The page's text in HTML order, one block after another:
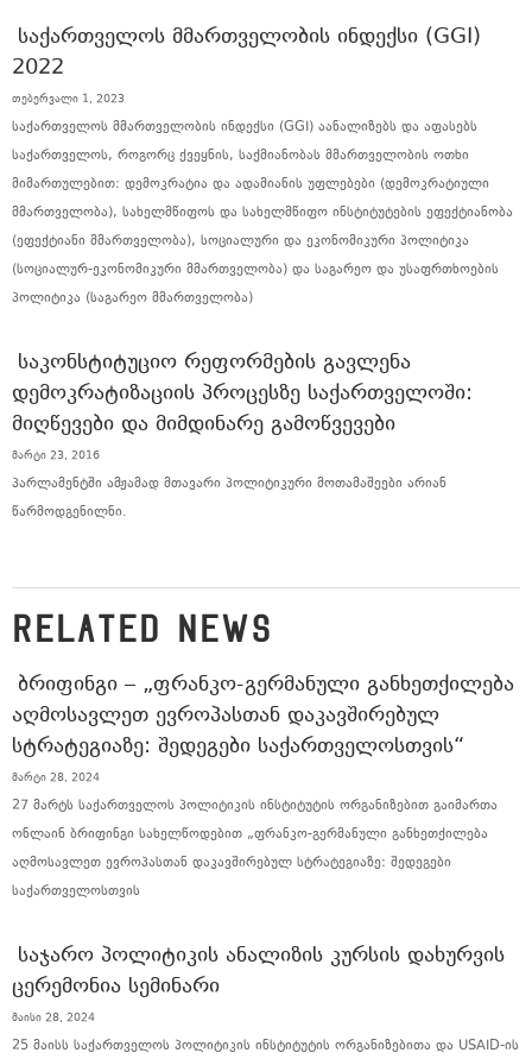
ᲡᲐᲥᲐᲠᲗᲕᲔᲚᲝᲡ ᲛᲛᲐᲠᲗᲕᲔᲚᲝᲑᲘᲡ ᲘᲜᲓᲔᲥᲡᲘ (GGI)
2022
თებერვალი 1, 2023
საქართველოს მმართველობის ინდექსი (GGI) აანალიზებს და აფასებს
საქართველოს, როგორც ქვეყნის, საქმიანობას მმართველობის ოთხი
მიმართულებით: დემოკრატია და ადამიანის უფლებები (დემოკრატიული
მმართველობა), სახელმწიფოს და სახელმწიფო ინსტიტუტების ეფექტიანობა
(ეფექტიანი მმართველობა), სოციალური და ეკონომიკური პოლიტიკა
(სოციალურ-ეკონომიკური მმართველობა) და საგარეო და უსაფრთხოების
პოლიტიკა (საგარეო მმართველობა)
ᲡᲐᲙᲝᲜᲡᲢᲘᲢᲣᲪᲘᲝ ᲠᲔᲤᲝᲠᲛᲔᲑᲘᲡ ᲒᲐᲕᲚᲔᲜᲐ
ᲓᲔᲛᲝᲙᲠᲐᲢᲘᲖᲐᲪᲘᲘᲡ ᲞᲠᲝᲪᲔᲡᲖᲔ ᲡᲐᲥᲐᲠᲗᲕᲔᲚᲝᲨᲘ:
ᲛᲘᲦᲬᲔᲕᲔᲑᲘ ᲓᲐ ᲛᲘᲛᲓᲘᲜᲐᲠᲔ ᲒᲐᲛᲝᲬᲕᲔᲕᲔᲑᲘ
მარტი 23, 2016
პარლამენტში ამჟამად მთავარი პოლიტიკური მოთამაშეები არიან
წარმოდგენილნი.
RELATED NEWS
ᲑᲠᲘᲤᲘᲜᲒᲘ – „ᲤᲠᲐᲜᲙᲝ-ᲒᲔᲠᲛᲐᲜᲣᲚᲘ ᲒᲐᲜᲮᲔᲗᲥᲘᲚᲔᲑᲐ
ᲐᲦᲛᲝᲡᲐᲕᲚᲔᲗ ᲔᲕᲠᲝᲞᲐᲡᲗᲐᲜ ᲓᲐᲙᲐᲕᲨᲘᲠᲔᲑᲣᲚ
ᲡᲢᲠᲐᲢᲔᲒᲘᲐᲖᲔ: ᲨᲔᲓᲔᲒᲔᲑᲘ ᲡᲐᲥᲐᲠᲗᲕᲔᲚᲝᲡᲗᲕᲘᲡ“
მარტი 28, 2024
27 მარტს საქართველოს პოლიტიკის ინსტიტუტის ორგანიზებით გაიმართა
ონლაინ ბრიფინგი სახელწოდებით „ფრანკო-გერმანული განხეთქილება
აღმოსავლეთ ევროპასთან დაკავშირებულ სტრატეგიაზე: შედეგები
საქართველოსთვის
ᲡᲐᲯᲐᲠᲝ ᲞᲝᲚᲘᲢᲘᲙᲘᲡ ᲐᲜᲐᲚᲘᲖᲘᲡ ᲙᲣᲠᲡᲘᲡ ᲓᲐᲮᲣᲠᲕᲘᲡ
ᲪᲔᲠᲔᲛᲝᲜᲘᲐ ᲡᲔᲛᲘᲜᲐᲠᲘ
მაისი 28, 2024
25 მაისს საქართველოს პოლიტიკის ინსტიტუტის ორგანიზებითა და USAID-ის